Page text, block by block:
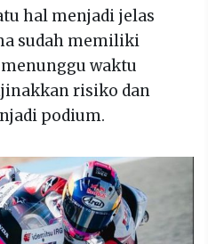
hal menjadi jelas
sudah memiliki
waktu
risiko dan
podium.